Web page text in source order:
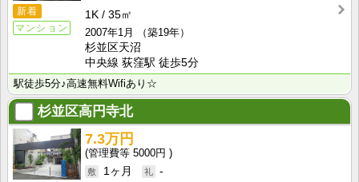
新着
マンション
1K
35㎡
2007年1月
（築19年）
杉並区天沼
中央線 荻窪駅 徒歩5分
駅徒歩5分♪高速無料Wifiあり☆
杉並区高円寺北
7.3万円
5000円
1ヶ月
-